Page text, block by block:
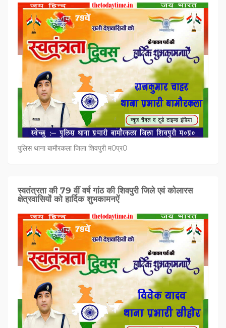
पुलिस थाना बामौरकला जिला शिवपुरी म0प्र0
स्वतंत्रता की 79 वीं वर्ष गांठ की शिवपुरी जिले एवं कोलारस
क्षेत्रवासियों को हार्दिक शुभकामनऐं